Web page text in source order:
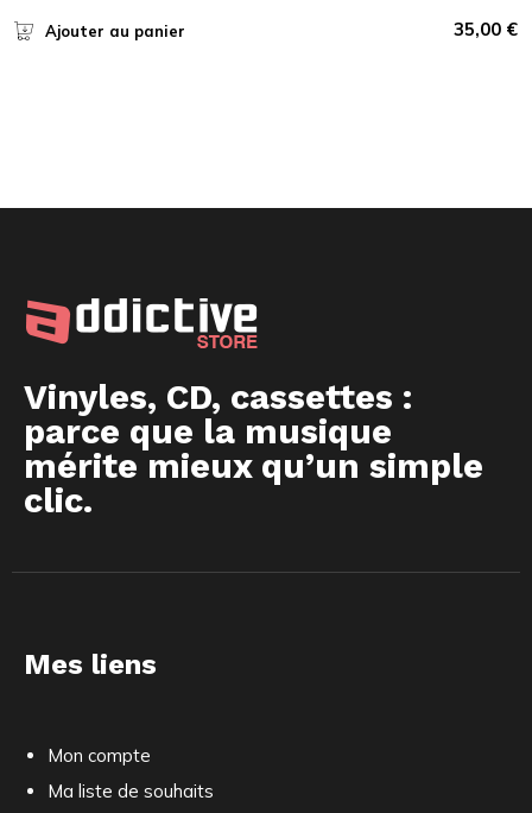
Ajouter au panier 35,00 €
Vinyles, CD, cassettes :
parce que la musique
mérite mieux qu’un simple
clic.
Mes liens
Mon compte
Ma liste de souhaits